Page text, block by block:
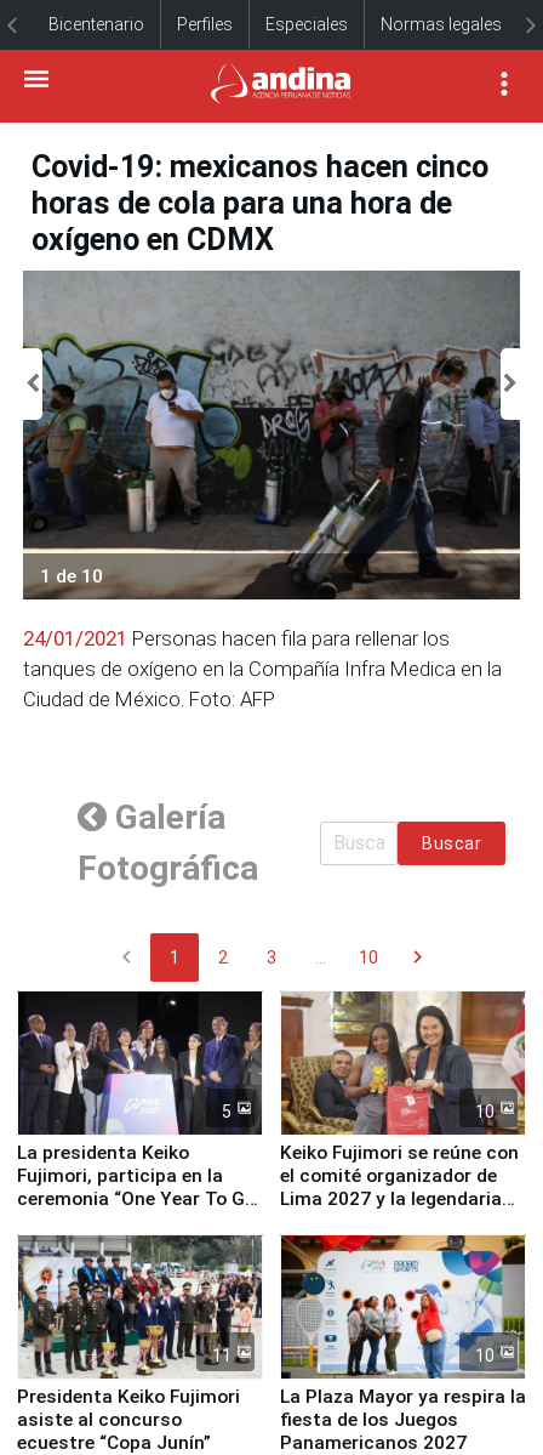
Bicentenario Perfiles Especiales Normas legales
Covid-19: mexicanos hacen cinco
horas de cola para una hora de
oxígeno en CDMX
1 de 10
24/01/2021 Personas hacen fila para rellenar los
tanques de oxígeno en la Compañía Infra Medica en la
Ciudad de México. Foto: AFP
Galería
Fotográfica
Buscar
chevron_left 1 2 3 10 chevron_right
5
La presidenta Keiko
Fujimori, participa en la
ceremonia “One Year To Go
10
Keiko Fujimori se reúne con
el comité organizador de
Lima 2027 y la legendaria
11
Presidenta Keiko Fujimori
asiste al concurso
ecuestre “Copa Junín”
10
La Plaza Mayor ya respira la
fiesta de los Juegos
Panamericanos 2027